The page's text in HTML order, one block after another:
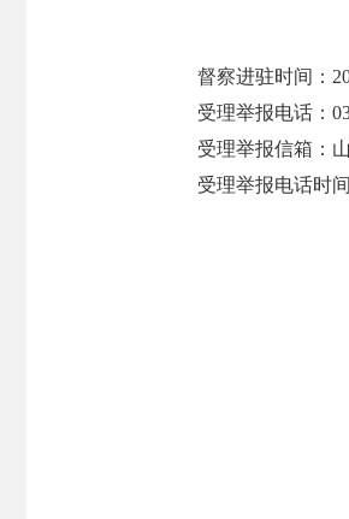
督察进驻时间：
受理举报电话：
受理举报信箱：
受理举报电话时